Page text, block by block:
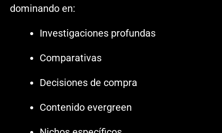
dominando en:
Investigaciones profundas
Comparativas
Decisiones de compra
Contenido evergreen